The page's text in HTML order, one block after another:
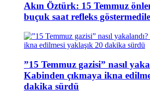
Akın Öztürk: 15 Temmuz
buçuk saat refleks
”15 Temmuz gazisi” nasıl
Kabinden çıkmaya ikna
dakika sürdü